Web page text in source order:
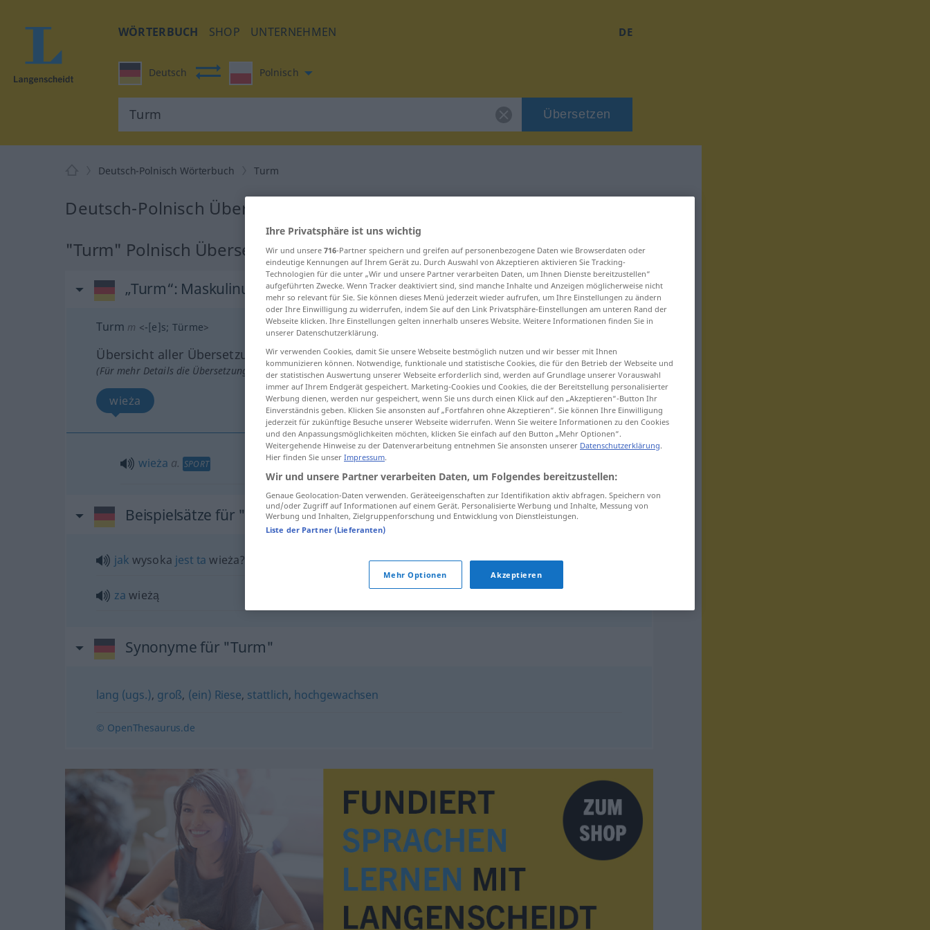
WÖRTERBUCH SHOP UNTERNEHMEN DE
Deutsch Polnisch
Übersetzen
Deutsch-Polnisch Wörterbuch Turm
Deutsch-Polnisch Übersetzung für "Turm"
"Turm" Polnisch Übersetzung
„Turm“: Maskulinum
Turm m <-[e]s; Türme>
Übersicht aller Übersetzungen
(Für mehr Details die Übersetzung anklicken/antippen)
wieża
wieża a. SPORT
Beispielsätze für "Turm"
jak wysoka jest ta wieża? wiegroßist der Turm?
za wieżą
Synonyme für "Turm"
lang (ugs.), groß, (ein) Riese, stattlich, hochgewachsen
© OpenThesaurus.de
Ihre Privatsphäre ist uns wichtig
Wir und unsere 716-Partner speichern und greifen auf personenbezogene Daten wie Browserdaten oder
eindeutige Kennungen auf Ihrem Gerät zu. Durch Auswahl von Akzeptieren aktivieren Sie Tracking-
Technologien für die unter „Wir und unsere Partner verarbeiten Daten, um Ihnen Dienste bereitzustellen“
aufgeführten Zwecke. Wenn Tracker deaktiviert sind, sind manche Inhalte und Anzeigen möglicherweise nicht
mehr so relevant für Sie. Sie können dieses Menü jederzeit wieder aufrufen, um Ihre Einstellungen zu ändern
oder Ihre Einwilligung zu widerrufen, indem Sie auf den Link Privatsphäre-Einstellungen am unteren Rand der
Webseite klicken. Ihre Einstellungen gelten innerhalb unseres Website. Weitere Informationen finden Sie in
unserer Datenschutzerklärung.
Wir verwenden Cookies, damit Sie unsere Webseite bestmöglich nutzen und wir besser mit Ihnen
kommunizieren können. Notwendige, funktionale und statistische Cookies, die für den Betrieb der Webseite und
der statistischen Auswertung unserer Webseite erforderlich sind, werden auf Grundlage unserer Vorauswahl
immer auf Ihrem Endgerät gespeichert. Marketing-Cookies und Cookies, die der Bereitstellung personalisierter
Werbung dienen, werden nur gespeichert, wenn Sie uns durch einen Klick auf den „Akzeptieren“-Button Ihr
Einverständnis geben. Klicken Sie ansonsten auf „Fortfahren ohne Akzeptieren“. Sie können Ihre Einwilligung
jederzeit für zukünftige Besuche unserer Webseite widerrufen. Wenn Sie weitere Informationen zu den Cookies
und den Anpassungsmöglichkeiten möchten, klicken Sie einfach auf den Button „Mehr Optionen“.
Weitergehende Hinweise zu der Datenverarbeitung entnehmen Sie ansonsten unserer Datenschutzerklärung.
Hier finden Sie unser Impressum.
Wir und unsere Partner verarbeiten Daten, um Folgendes bereitzustellen:
Genaue Geolocation-Daten verwenden. Geräteeigenschaften zur Identifikation aktiv abfragen. Speichern von
und/oder Zugriff auf Informationen auf einem Gerät. Personalisierte Werbung und Inhalte, Messung von
Werbung und Inhalten, Zielgruppenforschung und Entwicklung von Dienstleistungen.
Liste der Partner (Lieferanten)
Mehr Optionen Akzeptieren